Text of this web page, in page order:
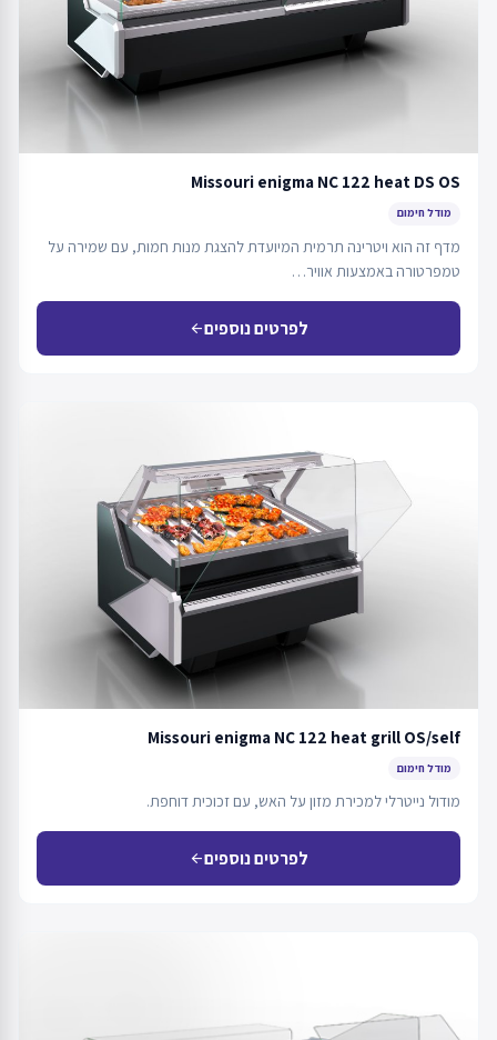
Missouri enigma NC 122 heat DS OS
מודל חימום
מדף זה הוא ויטרינה תרמית המיועדת להצגת מנות חמות, עם שמירה על
טמפרטורה באמצעות אוויר…
לפרטים נוספיםarrow_back
Missouri enigma NC 122 heat grill OS/self
מודל חימום
מודול נייטרלי למכירת מזון על האש, עם זכוכית דוחפת.
לפרטים נוספיםarrow_back